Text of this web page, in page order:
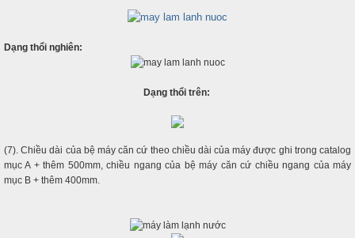
Dạng thổi nghiên:
Dạng thổi trên:
(7). Chiều dài của bệ máy căn cứ theo chiều dài của máy được ghi trong catalog
mục A + thêm 500mm, chiều ngang của bệ máy căn cứ chiều ngang của máy
mục B + thêm 400mm.